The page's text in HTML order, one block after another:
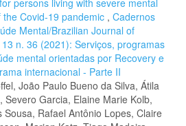
persons living with severe mental
Covid-19 pandemic , Cadernos
Mental/Brazilian Journal of
n. 36 (2021): Serviços, programas
mental orientadas por Recovery e
internacional - Parte II
João Paulo Bueno da Silva, Átila
Severo Garcia, Elaine Marie Kolb,
Sousa, Rafael Antônio Lopes, Claire